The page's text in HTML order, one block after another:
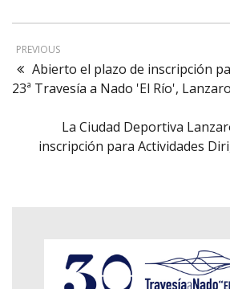
PREVIOUS
Abierto el plazo de inscripción
23ª Travesía a Nado 'El Río',
La Ciudad Deportiva
inscripción para Actividades